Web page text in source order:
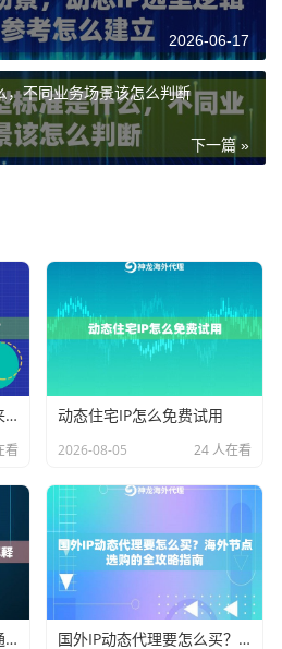
比较价格。以下四个核心维度
采集任务是7x24小时不间断运
行？这决定了您对IP池
发承载能力 的要求。
标是否严格限定于特定国家、
美国各州的本地商品价格，与
IP的
目标网站是普通资讯站，还是
异常流量高度敏感的头部平台？
性与纯净度（住宅属性）
的动态IP方案详解
2026-06-17
，不同业务场景该怎么判断
下一篇 »
动态住宅IP怎么选，推荐来了
看
动态住宅IP怎么免费试用
2026-08-05 24 人在看
动态住宅IP是什么意思，通俗解释 国外IP动态代理要怎么买？海外节点选购的全攻略指南